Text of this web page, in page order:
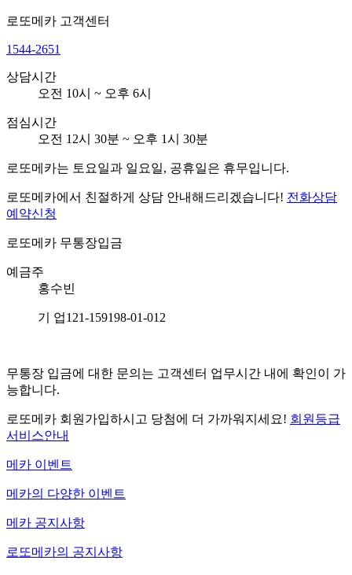
로또메카 고객센터
1544-2651
상담시간
오전 10시 ~ 오후 6시
점심시간
오전 12시 30분 ~ 오후 1시 30분
로또메카는 토요일과 일요일, 공휴일은 휴무입니다.
로또메카에서 친절하게 상담 안내해드리겠습니다! 전화상담
예약신청
로또메카 무통장입금
예금주
홍수빈
기 업121-159198-01-012
무통장 입금에 대한 문의는 고객센터 업무시간 내에 확인이 가
능합니다.
로또메카 회원가입하시고 당첨에 더 가까워지세요! 회원등급
서비스안내
메카 이벤트
메카의 다양한 이벤트
메카 공지사항
로또메카의 공지사항